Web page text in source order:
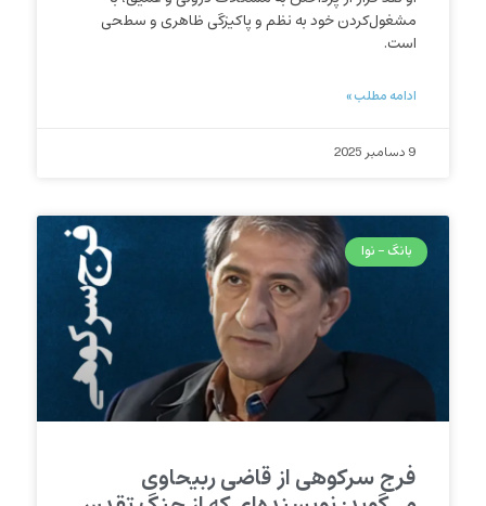
مشغول‌کردن خود به نظم و پاکیزگی ظاهری و سطحی
است.
ادامه مطلب »
9 دسامبر 2025
بانگ - نوا
فرج سرکوهی از قاضی ربیحاوی